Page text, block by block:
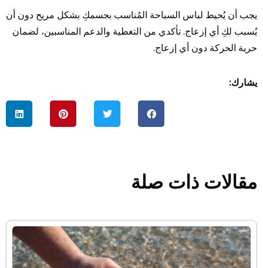
يجب أن يُحيط لباس السباحة المُناسب بجسمكِ بشكل مريح دون أن
يُسبب لكِ أي إزعاج. تأكدي من التغطية والدعم المناسبين، لضمان
حرية الحركة دون أي إزعاج.
يشارك:
مقالات ذات صلة